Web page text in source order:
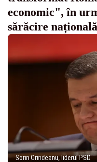
economic", în
sărăcire
Sorin Grindeanu, liderul PSD